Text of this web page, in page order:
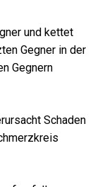
und kettet
Gegner in der
Gegnern
Schaden